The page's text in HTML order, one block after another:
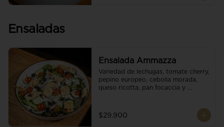
Ensaladas
Ensalada Ammazza
Variedad de lechugas, tomate cherry,
pepino europeo, cebolla morada,
queso ricotta, pan focaccia y
$29.900